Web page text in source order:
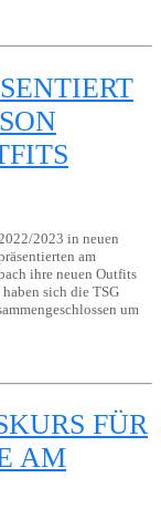
2023 in neuen
am
ihre neuen Outfits
sich die TSG
um
FÜR
AM